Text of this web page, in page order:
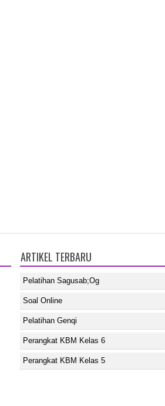
ARTIKEL TERBARU
Pelatihan Sagusab;og
Soal Online
Pelatihan Genqi
Perangkat KBM Kelas 6
Perangkat KBM Kelas 5